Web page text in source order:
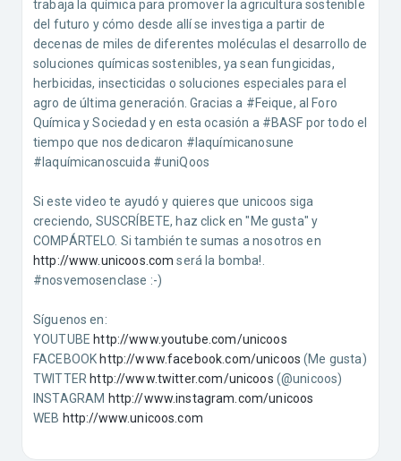
trabaja la química para promover la agricultura sostenible
del futuro y cómo desde allí se investiga a partir de
decenas de miles de diferentes moléculas el desarrollo de
soluciones químicas sostenibles, ya sean fungicidas,
herbicidas, insecticidas o soluciones especiales para el
agro de última generación. Gracias a #Feique, al Foro
Química y Sociedad y en esta ocasión a #BASF por todo el
tiempo que nos dedicaron #laquímicanosune
#laquímicanoscuida #uniQoos
Si este video te ayudó y quieres que unicoos siga
creciendo, SUSCRÍBETE, haz click en "Me gusta" y
COMPÁRTELO. Si también te sumas a nosotros en
http://www.unicoos.com​ será la bomba!.
#nosvemosenclase​ :-)
Síguenos en:
YOUTUBE http://www.youtube.com/unicoos​
FACEBOOK http://www.facebook.com/unicoos​ (Me gusta)
TWITTER http://www.twitter.com/unicoos​ (@unicoos)
INSTAGRAM http://www.instagram.com/unicoos​
WEB http://www.unicoos.com